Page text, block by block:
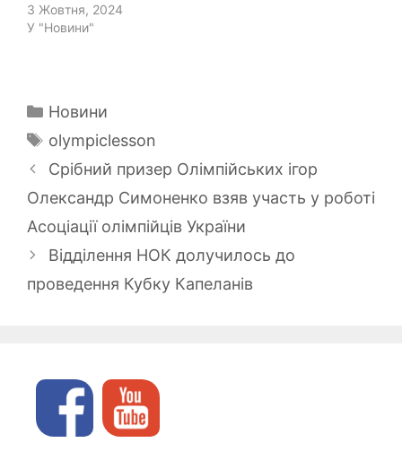
3 Жовтня, 2024
У "Новини"
Категорії
Новини
Позначки
olympiclesson
Срібний призер Олімпійських ігор
Олександр Симоненко взяв участь у роботі
Асоціації олімпійців України
Відділення НОК долучилось до
проведення Кубку Капеланів